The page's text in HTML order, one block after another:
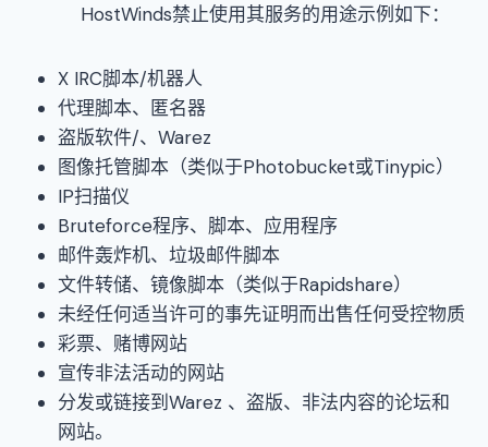
HostWinds禁止使用其服务的用途示例如下：
X IRC脚本/机器人
代理脚本、匿名器
盗版软件/、Warez
图像托管脚本（类似于Photobucket或Tinypic）
IP扫描仪
Bruteforce程序、脚本、应用程序
邮件轰炸机、垃圾邮件脚本
文件转储、镜像脚本（类似于Rapidshare）
未经任何适当许可的事先证明而出售任何受控物质
彩票、赌博网站
宣传非法活动的网站
分发或链接到Warez 、盗版、非法内容的论坛和
网站。